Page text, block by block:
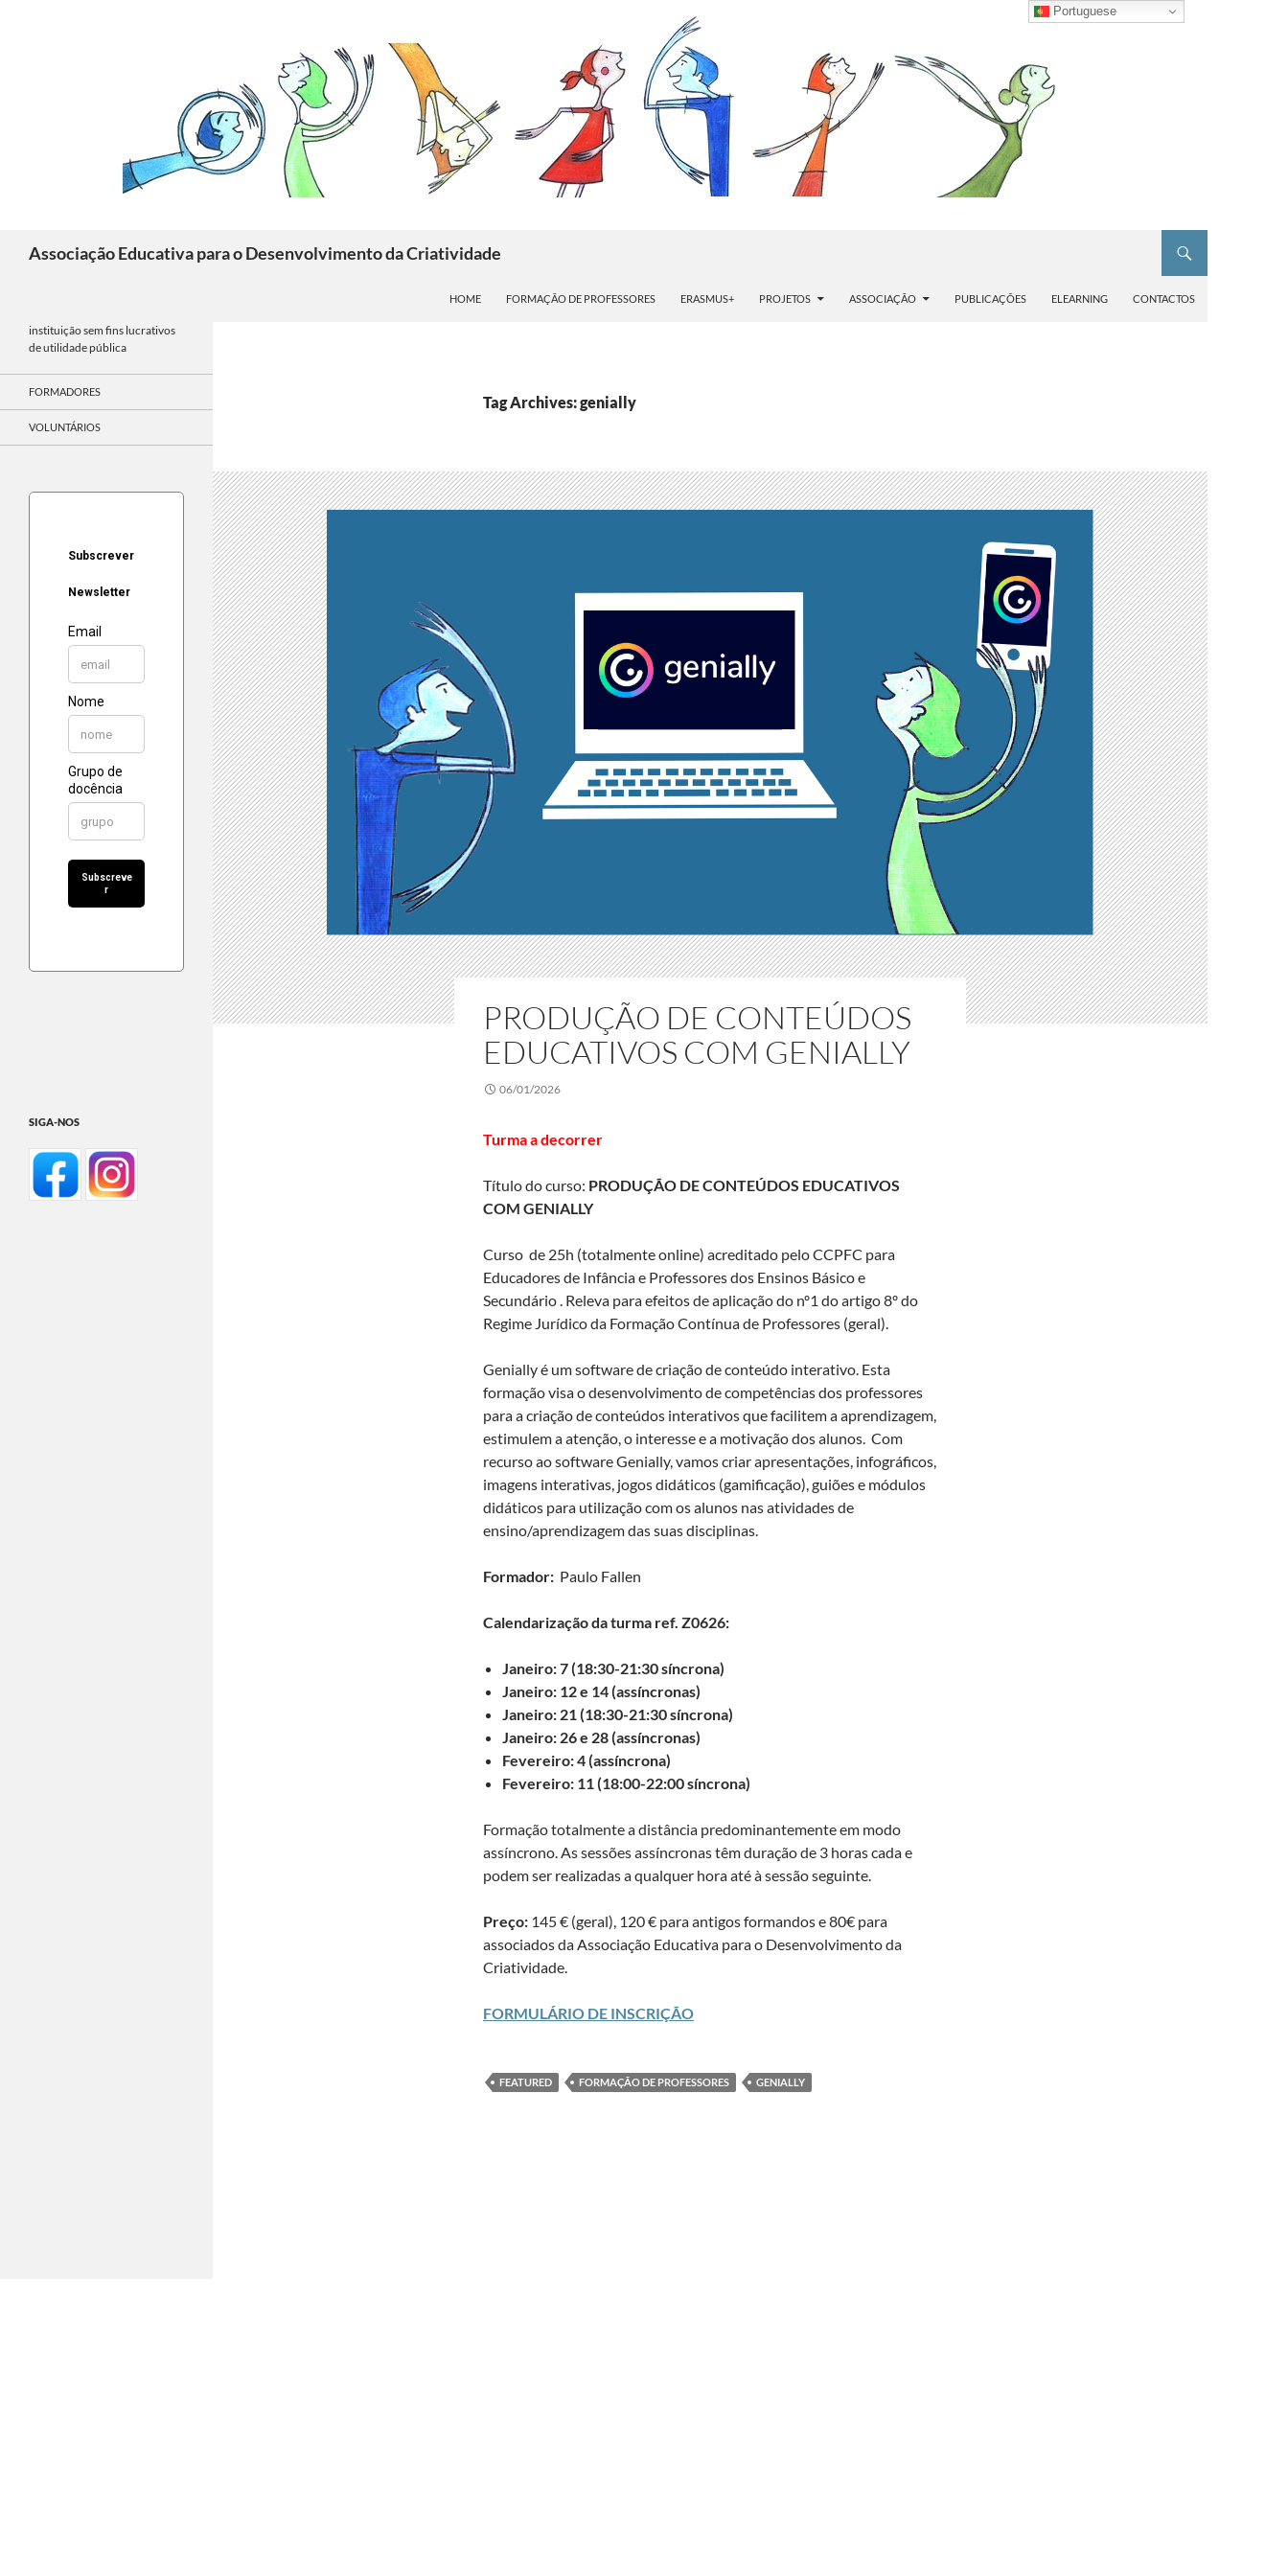
Associação Educativa para o Desenvolvimento da Criatividade
HOME FORMAÇÃO DE PROFESSORES ERASMUS+ PROJETOS ASSOCIAÇÃO PUBLICAÇÕES ELEARNING CONTACTOS
Tag Archives: genially
PRODUÇÃO DE CONTEÚDOS
EDUCATIVOS COM GENIALLY
06/01/2026
Turma a decorrer
Título do curso: PRODUÇÃO DE CONTEÚDOS EDUCATIVOS
COM GENIALLY
Curso de 25h (totalmente online) acreditado pelo CCPFC para
Educadores de Infância e Professores dos Ensinos Básico e
Secundário . Releva para efeitos de aplicação do nº1 do artigo 8º do
Regime Jurídico da Formação Contínua de Professores (geral).
Genially é um software de criação de conteúdo interativo. Esta
formação visa o desenvolvimento de competências dos professores
para a criação de conteúdos interativos que facilitem a aprendizagem,
estimulem a atenção, o interesse e a motivação dos alunos. Com
recurso ao software Genially, vamos criar apresentações, infográficos,
imagens interativas, jogos didáticos (gamificação), guiões e módulos
didáticos para utilização com os alunos nas atividades de
ensino/aprendizagem das suas disciplinas.
Formador: Paulo Fallen
Calendarização da turma ref. Z0626:
Janeiro: 7 (18:30-21:30 síncrona)
Janeiro: 12 e 14 (assíncronas)
Janeiro: 21 (18:30-21:30 síncrona)
Janeiro: 26 e 28 (assíncronas)
Fevereiro: 4 (assíncrona)
Fevereiro: 11 (18:00-22:00 síncrona)
Formação totalmente a distância predominantemente em modo
assíncrono. As sessões assíncronas têm duração de 3 horas cada e
podem ser realizadas a qualquer hora até à sessão seguinte.
Preço: 145 € (geral), 120 € para antigos formandos e 80€ para
associados da Associação Educativa para o Desenvolvimento da
Criatividade.
FORMULÁRIO DE INSCRIÇÃO
FEATURED FORMAÇÃO DE PROFESSORES GENIALLY
instituição sem fins lucrativos
de utilidade pública
FORMADORES
VOLUNTÁRIOS
SIGA-NOS
Portuguese